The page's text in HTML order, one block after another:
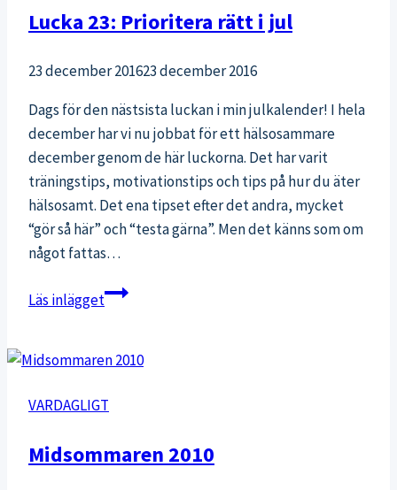
Lucka 23: Prioritera rätt i jul
23 december 201623 december 2016
Dags för den nästsista luckan i min julkalender! I hela
december har vi nu jobbat för ett hälsosammare
december genom de här luckorna. Det har varit
träningstips, motivationstips och tips på hur du äter
hälsosamt. Det ena tipset efter det andra, mycket
“gör så här” och “testa gärna”. Men det känns som om
något fattas…
Läs inläggetLucka
rätt
jul
VARDAGLIGT
Midsommaren 2010